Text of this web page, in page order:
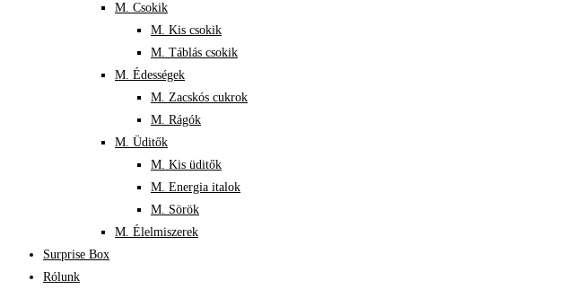
M. Csokik
M. Kis csokik
M. Táblás csokik
M. Édességek
M. Zacskós cukrok
M. Rágók
M. Üditők
M. Kis üditők
M. Energia italok
M. Sörök
M. Élelmiszerek
Surprise Box
Rólunk